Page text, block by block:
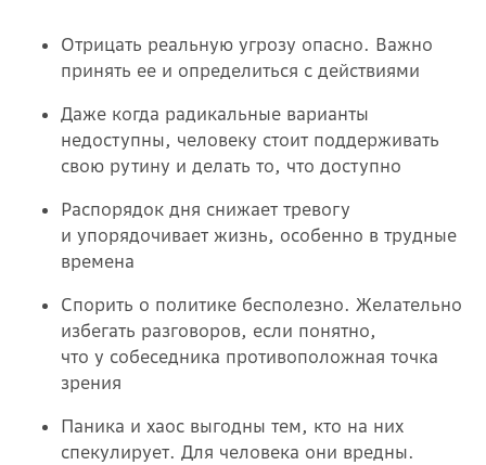
Отрицать реальную угрозу опасно. Важно
принять ее и определиться с действиями
Даже когда радикальные варианты
недоступны, человеку стоит поддерживать
свою рутину и делать то, что доступно
Распорядок дня снижает тревогу
и упорядочивает жизнь, особенно в трудные
времена
Спорить о политике бесполезно. Желательно
избегать разговоров, если понятно,
что у собеседника противоположная точка
зрения
Паника и хаос выгодны тем, кто на них
спекулирует. Для человека они вредны.